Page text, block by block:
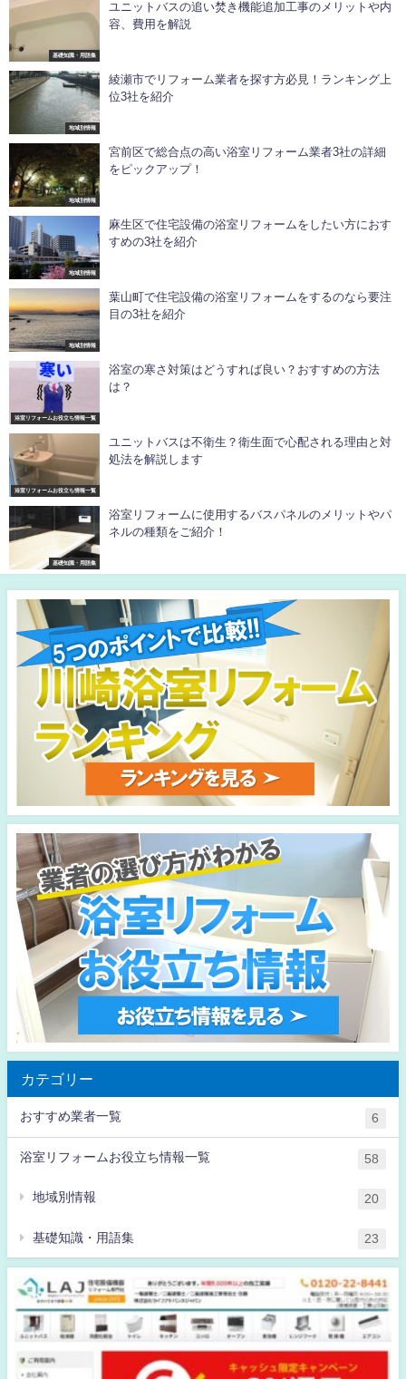
基礎知識・用語集
ユニットバスの追い焚き機能追加工事のメリットや内
容、費用を解説
地域別情報
綾瀬市でリフォーム業者を探す方必見！ランキング上
位3社を紹介
地域別情報
宮前区で総合点の高い浴室リフォーム業者3社の詳細
をピックアップ！
地域別情報
麻生区で住宅設備の浴室リフォームをしたい方におす
すめの3社を紹介
地域別情報
葉山町で住宅設備の浴室リフォームをするのなら要注
目の3社を紹介
浴室リフォームお役立ち情報一覧
浴室の寒さ対策はどうすれば良い？おすすめの方法
は？
浴室リフォームお役立ち情報一覧
ユニットバスは不衛生？衛生面で心配される理由と対
処法を解説します
基礎知識・用語集
浴室リフォームに使用するバスパネルのメリットやパ
ネルの種類をご紹介！
カテゴリー
おすすめ業者一覧 6
浴室リフォームお役立ち情報一覧 58
地域別情報 20
基礎知識・用語集 23